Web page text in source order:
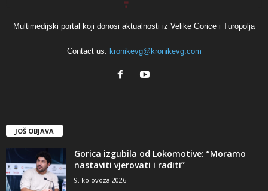
Multimedijski portal koji donosi aktualnosti iz Velike Gorice i Turopolja
Contact us: kronikevg@kronikevg.com
JOŠ OBJAVA
Gorica izgubila od Lokomotive: “Moramo
nastaviti vjerovati i raditi”
9. kolovoza 2026